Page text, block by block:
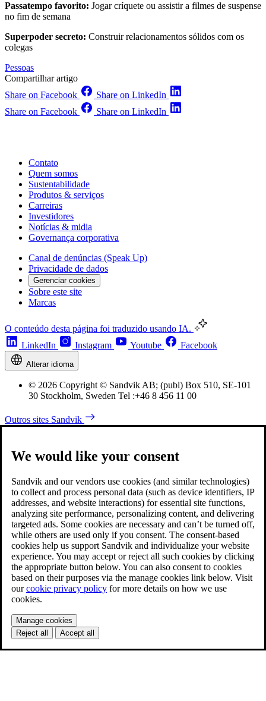
Passatempo favorito: Jogar críquete ou assistir a filmes de suspense
no fim de semana
Superpoder secreto: Construir relacionamentos sólidos com os
colegas
Pessoas
Compartilhar artigo
Share on Facebook
Share on LinkedIn
Share on Facebook
Share on LinkedIn
Contato
Quem somos
Sustentabilidade
Produtos & serviços
Carreiras
Investidores
Notícias & midia
Governança corporativa
Canal de denúncias (Speak Up)
Privacidade de dados
Gerenciar cookies
Sobre este site
Marcas
O conteúdo desta página foi traduzido usando IA.
LinkedIn
Instagram Youtube Facebook
Alterar idioma
© 2026 Copyright © Sandvik AB; (publ) Box 510, SE-101
30 Stockholm, Sweden Tel :+46 8 456 11 00
Outros sites Sandvik
We would like your consent
Sandvik and our vendors use cookies (and similar technologies)
to collect and process personal data (such as device identifiers, IP
addresses, and website interactions) for essential site functions,
analyzing site performance, personalizing content, and delivering
targeted ads. Some cookies are necessary and can’t be turned off,
while others are used only if you consent. The consent-based
cookies help us support Sandvik and individualize your website
experience. You may accept or reject all such cookies by clicking
the appropriate button below. You can also consent to cookies
based on their purposes via the manage cookies link below. Visit
ourcookie privacy policy for more details on how we use
cookies.
Manage cookies
Reject all
Accept all